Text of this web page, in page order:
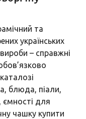
та
українських
– справжні
блюда, піали,
ємності для
чашку купити